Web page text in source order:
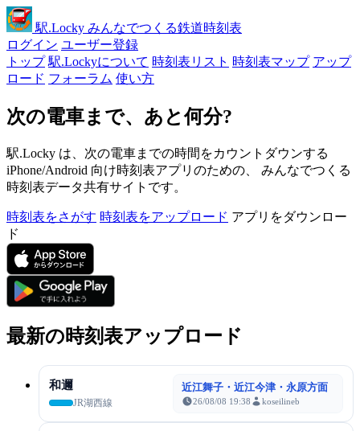
駅.Locky みんなでつくる鉄道時刻表
ログイン ユーザー登録
トップ 駅.Lockyについて 時刻表リスト 時刻表マップ アップ
ロード フォーラム 使い方
次の電車まで、あと何分?
駅.Locky は、次の電車までの時間をカウントダウンする
iPhone/Android 向け時刻表アプリのための、 みんなでつくる
時刻表データ共有サイトです。
時刻表をさがす 時刻表をアップロード アプリをダウンロー
ド
最新の時刻表アップロード
和邇
JR湖西線
近江舞子・近江今津・永原方面
26/08/08 19:38 koseilineb